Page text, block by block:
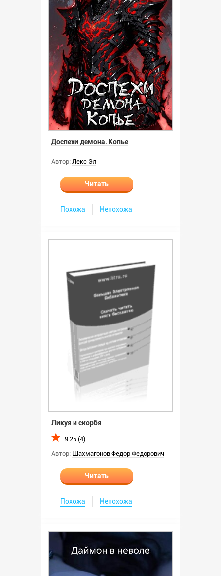
Доспехи демона. Копье
Автор: Лекс Эл
Читать
Похожа Непохожа
Ликуя и скорбя
9.25 (4)
Автор: Шахмагонов Федор Федорович
Читать
Похожа Непохожа